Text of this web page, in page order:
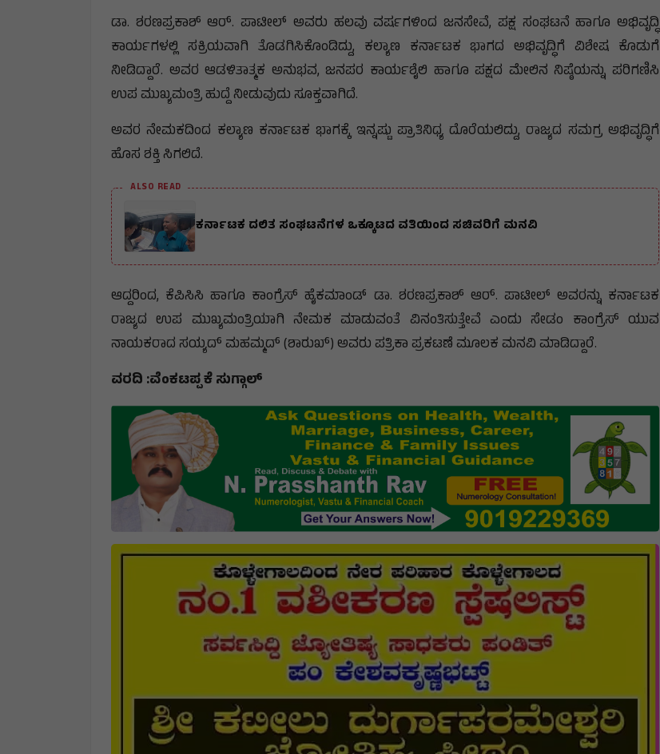
ಡಾ. ಶರಣಪ್ರಕಾಶ್ ಆರ್. ಪಾಟೀಲ್ ಅವರು ಹಲವು ವರ್ಷಗಳಿಂದ ಜನಸೇವೆ, ಪಕ್ಷ ಸಂಘಟನೆ ಹಾಗೂ ಅಭಿವೃದ್ಧಿ
ಕಾರ್ಯಗಳಲ್ಲಿ ಸಕ್ರಿಯವಾಗಿ ತೊಡಗಿಸಿಕೊಂಡಿದ್ದು, ಕಲ್ಯಾಣ ಕರ್ನಾಟಕ ಭಾಗದ ಅಭಿವೃದ್ಧಿಗೆ ವಿಶೇಷ ಕೊಡುಗೆ
ನೀಡಿದ್ದಾರೆ. ಅವರ ಆಡಳಿತಾತ್ಮಕ ಅನುಭವ, ಜನಪರ ಕಾರ್ಯಶೈಲಿ ಹಾಗೂ ಪಕ್ಷದ ಮೇಲಿನ ನಿಷ್ಠೆಯನ್ನು ಪರಿಗಣಿಸಿ
ಉಪ ಮುಖ್ಯಮಂತ್ರಿ ಹುದ್ದೆ ನೀಡುವುದು ಸೂಕ್ತವಾಗಿದೆ.
ಅವರ ನೇಮಕದಿಂದ ಕಲ್ಯಾಣ ಕರ್ನಾಟಕ ಭಾಗಕ್ಕೆ ಇನ್ನಷ್ಟು ಪ್ರಾತಿನಿಧ್ಯ ದೊರೆಯಲಿದ್ದು, ರಾಜ್ಯದ ಸಮಗ್ರ ಅಭಿವೃದ್ಧಿಗೆ
ಹೊಸ ಶಕ್ತಿ ಸಿಗಲಿದೆ.
ALSO READ
ಕರ್ನಾಟಕ ದಲಿತ ಸಂಘಟನೆಗಳ ಒಕ್ಕೂಟದ ವತಿಯಿಂದ ಸಚಿವರಿಗೆ ಮನವಿ
ಆದ್ದರಿಂದ, ಕೆಪಿಸಿಸಿ ಹಾಗೂ ಕಾಂಗ್ರೆಸ್ ಹೈಕಮಾಂಡ್ ಡಾ. ಶರಣಪ್ರಕಾಶ್ ಆರ್. ಪಾಟೀಲ್ ಅವರನ್ನು ಕರ್ನಾಟಕ
ರಾಜ್ಯದ ಉಪ ಮುಖ್ಯಮಂತ್ರಿಯಾಗಿ ನೇಮಕ ಮಾಡುವಂತೆ ವಿನಂತಿಸುತ್ತೇವೆ ಎಂದು ಸೇಡಂ ಕಾಂಗ್ರೆಸ್ ಯುವ
ನಾಯಕರಾದ ಸಯ್ಯದ್ ಮಹಮ್ಮದ್ (ಶಾರುಖ್) ಅವರು ಪತ್ರಿಕಾ ಪ್ರಕಟಣೆ ಮೂಲಕ ಮನವಿ ಮಾಡಿದ್ದಾರೆ.
ವರದಿ :ವೆಂಕಟಪ್ಪ ಕೆ ಸುಗ್ಗಾಲ್